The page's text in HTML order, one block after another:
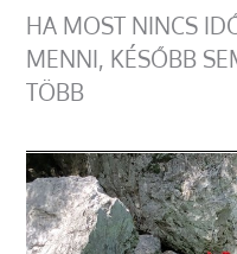
HA MOST NINCS
MENNI, KÉSŐBB
TÖBB